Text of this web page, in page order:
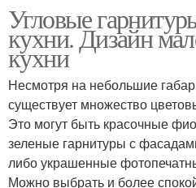
стиле
Кухня в скандинавском
стиле
Угловые
кухни. Дизайн
кухни
Несмотря на небольшие
существует множество
Это могут быть красочные
зеленые гарнитуры с
либо украшенные
Можно выбрать и более